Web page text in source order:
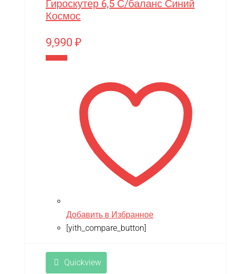
Гироскутер 6,5 С/баланс Синий
Космос
9,990 ₽
Добавить в Избранное
[yith_compare_button]
Quickview